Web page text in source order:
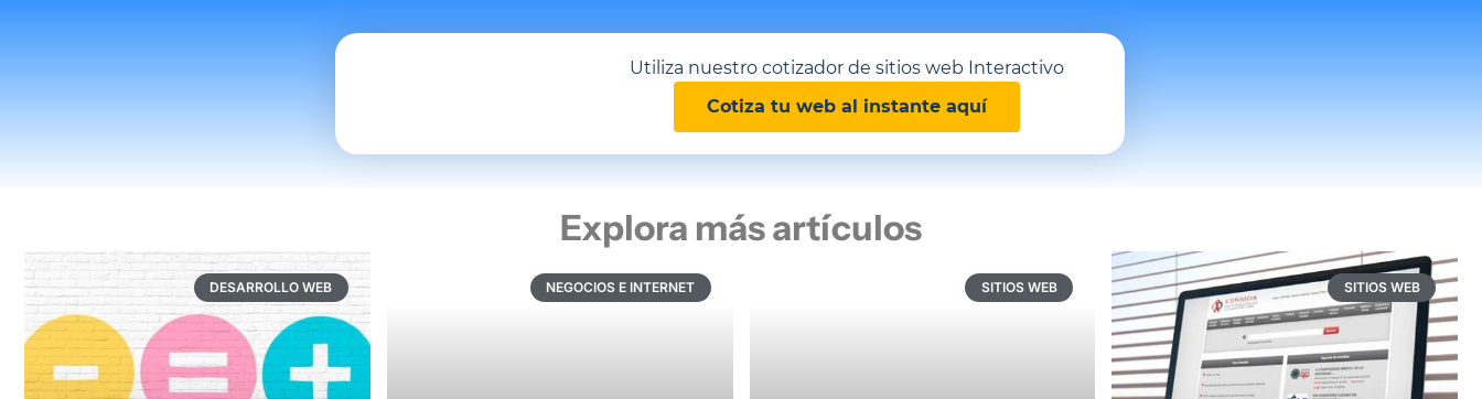
Utiliza nuestro cotizador de sitios web Interactivo
Cotiza tu web al instante aquí
Explora más artículos
DESARROLLO WEB NEGOCIOS E INTERNET SITIOS WEB SITIOS WEB